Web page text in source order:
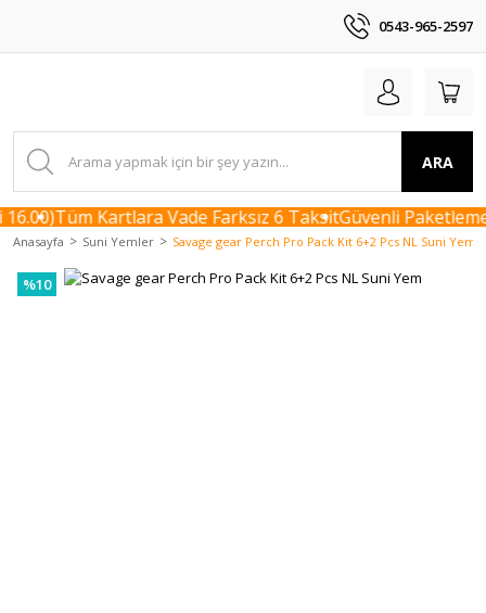
0543-965-2597
ARA
Tüm Kartlara Vade Farksız 6 TaksitGüvenli
Anasayfa Suni Yemler Savage gear Perch Pro Pack Kit 6+2 Pcs NL Suni Yem
%10